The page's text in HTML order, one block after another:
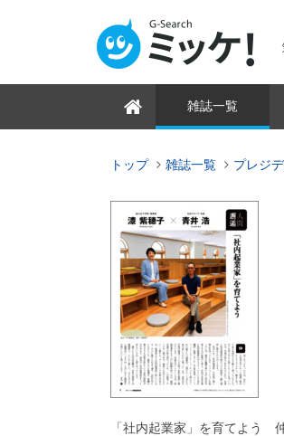
雑誌一覧
トップ 雑誌一覧 プレジ
「社内起業家」を育てよう